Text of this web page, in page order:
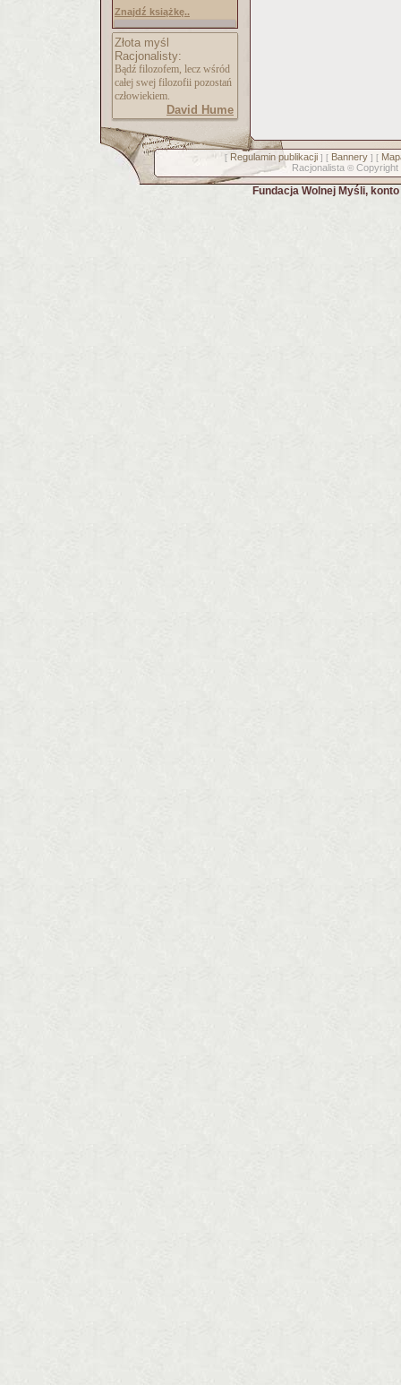
Znajdź książkę..
Złota myśl
Racjonalisty:
Bądź filozofem, lecz wśród
całej swej filozofii pozostań
człowiekiem.
David Hume
[ Regulamin publikacji] [ Bannery] [
Racjonalista © Copyright
Fundacja Wolnej Myśli,